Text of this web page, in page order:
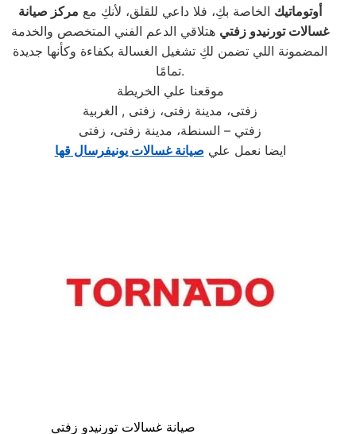
أوتوماتيك الخاصة بكِ، فلا داعي للقلق، لأنكِ مع مركز صيانة
غسالات تورنيدو زفتي هتلاقي الدعم الفني المتخصص والخدمة
المضمونة اللي تضمن لكِ تشغيل الغسالة بكفاءة وكأنها جديدة
تمامًا.
موقعنا علي الخريطة
زفتى، مدينة زفتى، زفتى , الغربية
زفتي – السنطة، مدينة زفتى، زفتى
ايضا نعمل علي صيانة غسالات يونيفرسال قها
صيانة غسالات تورنيدو زفتي